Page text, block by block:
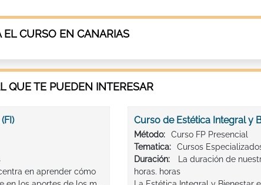
CURSO EN CANARIAS
QUE TE PUEDEN INTERESAR
en aprender cómo
Curso de Estética Integral y
Método:
Curso FP Presencial
Tematica:
Cursos
Duración:
La duración de
horas. horas